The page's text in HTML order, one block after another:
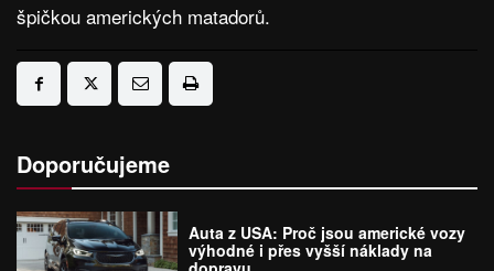
špičkou amerických matadorů.
Doporučujeme
Auta z USA: Proč jsou americké vozy
výhodné i přes vyšší náklady na